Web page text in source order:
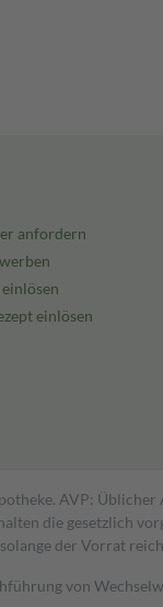
anfordern
einlösen
einlösen
AVP:
die gesetzlich
der Vorrat
von